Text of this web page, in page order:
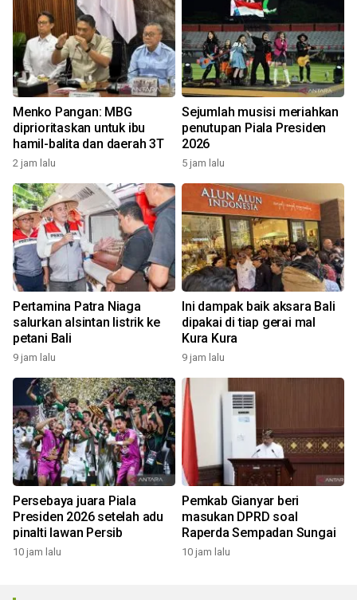
Menko Pangan: MBG
diprioritaskan untuk ibu
hamil-balita dan daerah 3T
2 jam lalu
Sejumlah musisi meriahkan
penutupan Piala Presiden
2026
5 jam lalu
Pertamina Patra Niaga
salurkan alsintan listrik ke
petani Bali
9 jam lalu
Ini dampak baik aksara Bali
dipakai di tiap gerai mal
Kura Kura
9 jam lalu
Persebaya juara Piala
Presiden 2026 setelah adu
pinalti lawan Persib
10 jam lalu
Pemkab Gianyar beri
masukan DPRD soal
Raperda Sempadan Sungai
10 jam lalu